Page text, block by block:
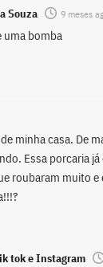
Souza 9 meses
uma bomba
minha casa. De
Essa porcaria
roubaram muito
tok e Instagram